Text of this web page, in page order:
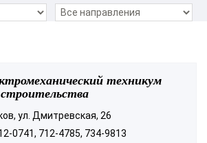
техникум
ул. Дмитревская, 26
0741, 712-4785, 734-9813